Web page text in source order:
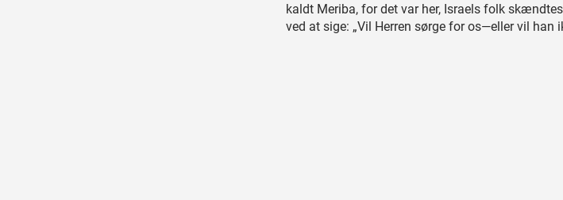
kaldt Meriba, for det var her, Israels folk
ved at sige: „Vil Herren sørge for os—eller vil han